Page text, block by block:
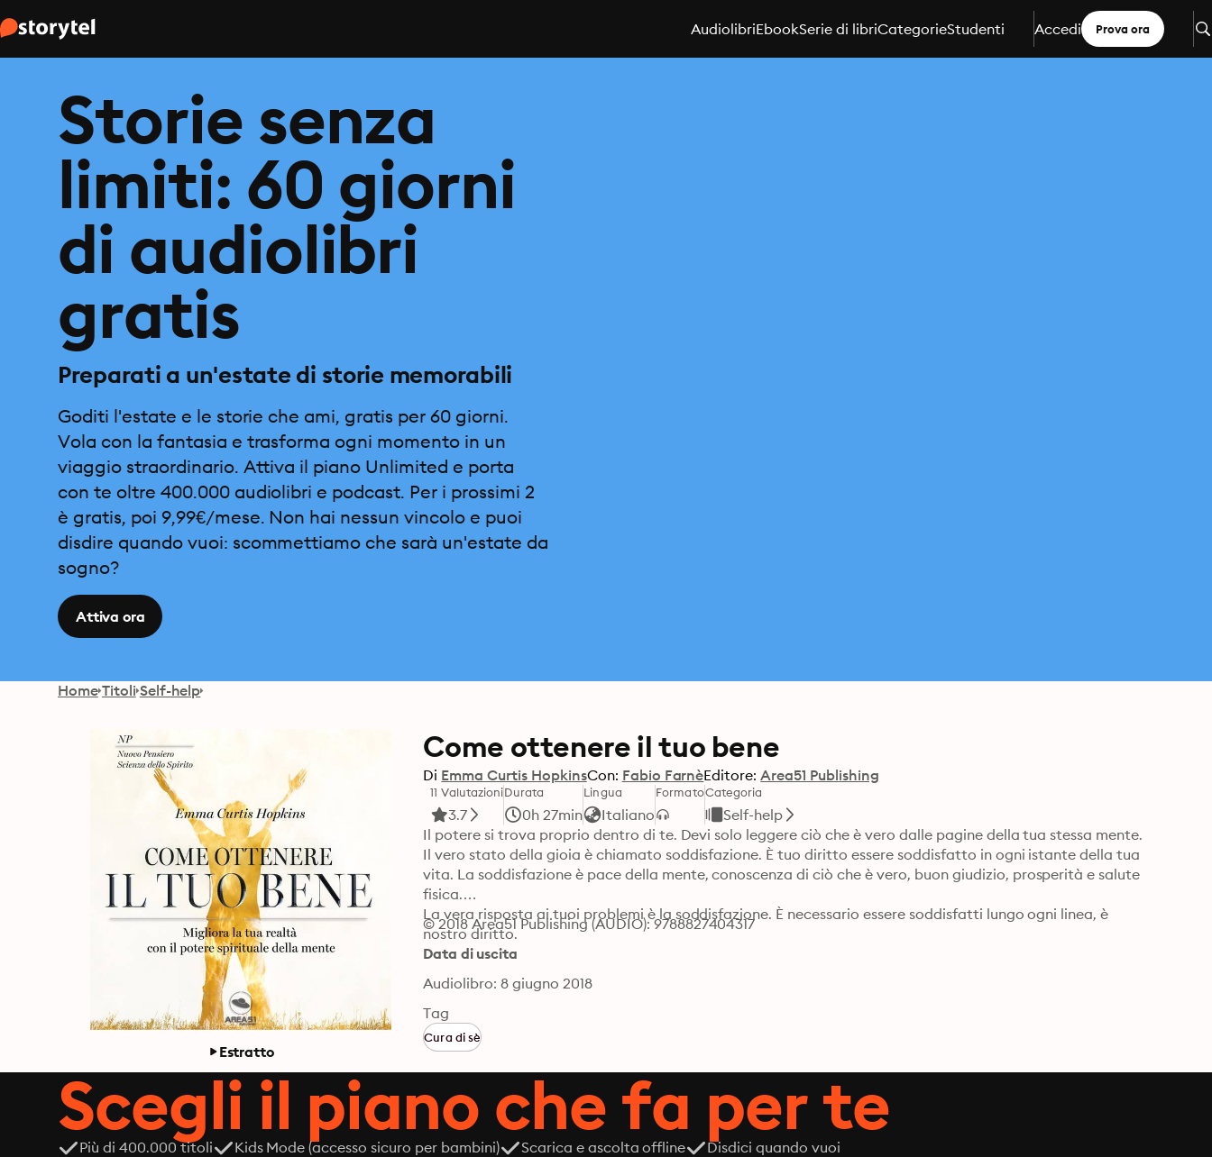
AudiolibriEbookSerie di libriCategorieStudenti Accedi Prova ora
Storie senza
limiti: 60 giorni
di audiolibri
gratis
Preparati a un'estate di storie memorabili
Goditi l'estate e le storie che ami, gratis per 60 giorni.
Vola con la fantasia e trasforma ogni momento in un
viaggio straordinario. Attiva il piano Unlimited e porta
con te oltre 400.000 audiolibri e podcast. Per i prossimi 2
è gratis, poi 9,99€/mese. Non hai nessun vincolo e puoi
disdire quando vuoi: scommettiamo che sarà un'estate da
sogno?
Attiva ora
Home Titoli Self-help
Estratto
Come ottenere il tuo bene
Di Emma Curtis HopkinsCon: Fabio FarnèEditore: Area51 Publishing
11 Valutazioni
3.7
Durata
0h 27min
Lingua
Italiano
FormatoCategoria
Self-help
Il potere si trova proprio dentro di te. Devi solo leggere ciò che è vero dalle pagine della tua stessa mente.
Il vero stato della gioia è chiamato soddisfazione. È tuo diritto essere soddisfatto in ogni istante della tua
vita. La soddisfazione è pace della mente, conoscenza di ciò che è vero, buon giudizio, prosperità e salute
fisica.
La vera risposta ai tuoi problemi è la soddisfazione. È necessario essere soddisfatti lungo ogni linea, è
nostro diritto.
© 2018 Area51 Publishing (AUDIO): 9788827404317
Data di uscita
Audiolibro: 8 giugno 2018
Tag
Cura di sè
Scegli il piano che fa per te
Più di 400.000 titoli Kids Mode (accesso sicuro per bambini) Scarica e ascolta offline Disdici quando vuoi